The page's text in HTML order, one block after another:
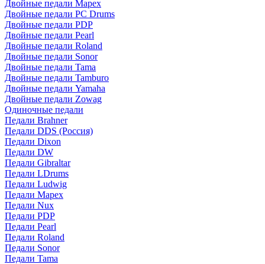
Двойные педали Mapex
Двойные педали PC Drums
Двойные педали PDP
Двойные педали Pearl
Двойные педали Roland
Двойные педали Sonor
Двойные педали Tama
Двойные педали Tamburo
Двойные педали Yamaha
Двойные педали Zowag
Одиночные педали
Педали Brahner
Педали DDS (Россия)
Педали Dixon
Педали DW
Педали Gibraltar
Педали LDrums
Педали Ludwig
Педали Mapex
Педали Nux
Педали PDP
Педали Pearl
Педали Roland
Педали Sonor
Педали Tama